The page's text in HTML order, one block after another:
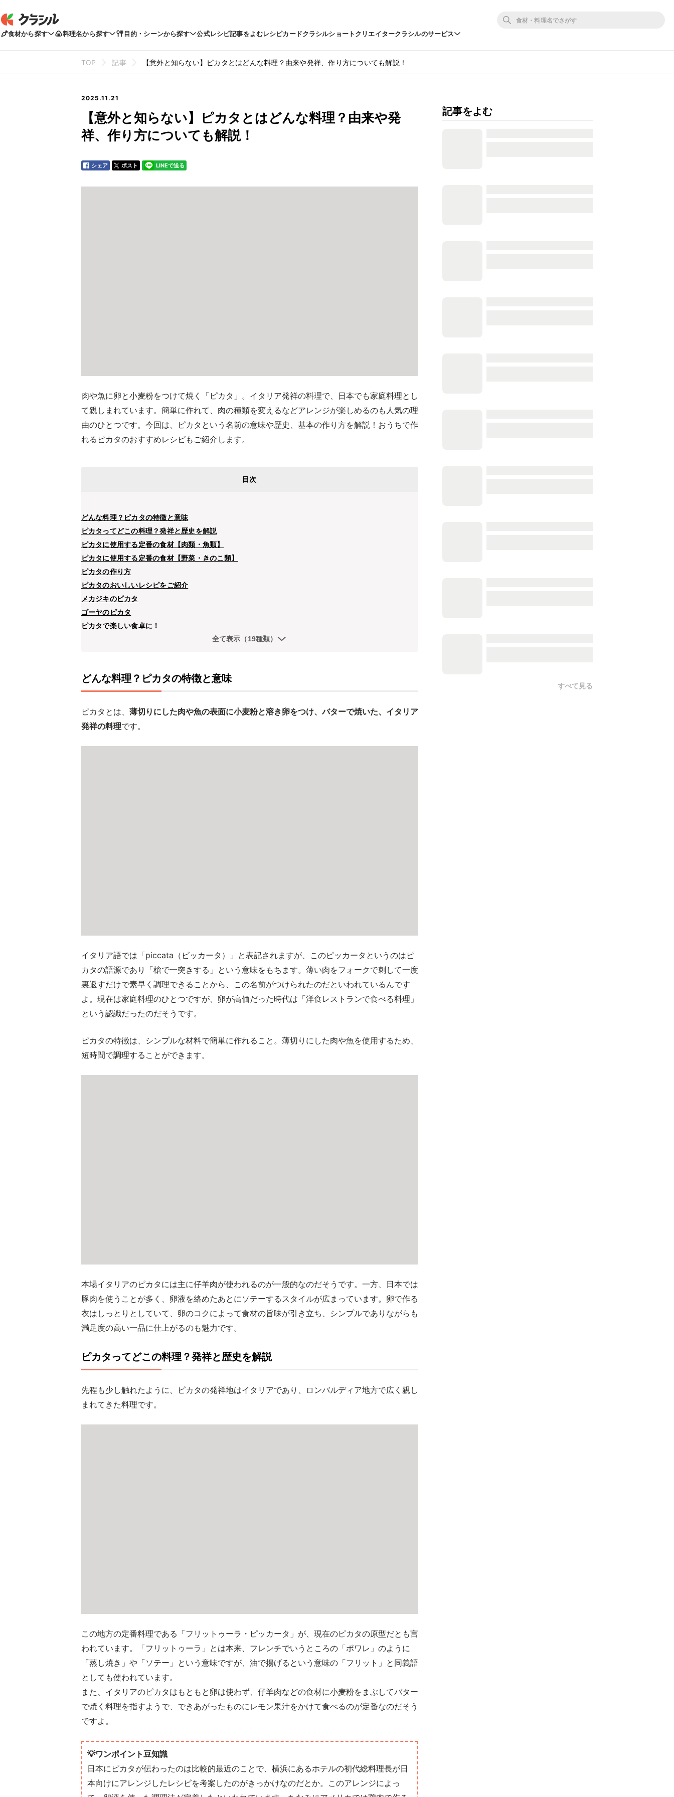
食材から探す 料理名から探す 目的・シーンから探す 公式レシピ記事をよむレシピカードクラシルショートクリエイタークラシルのサービス
TOP 記事 【意外と知らない】ピカタとはどんな料理？由来や発祥、作り方についても解説！
2025.11.21
【意外と知らない】ピカタとはどんな料理？由来や発
祥、作り方についても解説！
シェア ポスト LINEで送る
肉や魚に卵と小麦粉をつけて焼く「ピカタ」。イタリア発祥の料理で、日本でも家庭料理とし
て親しまれています。簡単に作れて、肉の種類を変えるなどアレンジが楽しめるのも人気の理
由のひとつです。今回は、ピカタという名前の意味や歴史、基本の作り方を解説！おうちで作
れるピカタのおすすめレシピもご紹介します。
目次
どんな料理？ピカタの特徴と意味
ピカタってどこの料理？発祥と歴史を解説
ピカタに使用する定番の食材【肉類・魚類】
ピカタに使用する定番の食材【野菜・きのこ類】
ピカタの作り方
ピカタのおいしいレシピをご紹介
メカジキのピカタ
ゴーヤのピカタ
ピカタで楽しい食卓に！
全て表示（19種類）
どんな料理？ピカタの特徴と意味
ピカタとは、 薄切りにした肉や魚の表面に小麦粉と溶き卵をつけ、バターで焼いた、イタリア
発祥の料理です。
イタリア語では「piccata（ピッカータ）」と表記されますが、このピッカータというのはピ
カタの語源であり「槍で一突きする」という意味をもちます。薄い肉をフォークで刺して一度
裏返すだけで素早く調理できることから、この名前がつけられたのだといわれているんです
よ。現在は家庭料理のひとつですが、卵が高価だった時代は「洋食レストランで食べる料理」
という認識だったのだそうです。
ピカタの特徴は、シンプルな材料で簡単に作れること。薄切りにした肉や魚を使用するため、
短時間で調理することができます。
本場イタリアのピカタには主に仔羊肉が使われるのが一般的なのだそうです。一方、日本では
豚肉を使うことが多く、卵液を絡めたあとにソテーするスタイルが広まっています。卵で作る
衣はしっとりとしていて、卵のコクによって食材の旨味が引き立ち、シンプルでありながらも
満足度の高い一品に仕上がるのも魅力です。
ピカタってどこの料理？発祥と歴史を解説
先程も少し触れたように、ピカタの発祥地はイタリアであり、ロンバルディア地方で広く親し
まれてきた料理です。
この地方の定番料理である「フリットゥーラ・ピッカータ」が、現在のピカタの原型だとも言
われています。「フリットゥーラ」とは本来、フレンチでいうところの「ポワレ」のように
「蒸し焼き」や「ソテー」という意味ですが、油で揚げるという意味の「フリット」と同義語
としても使われています。
また、イタリアのピカタはもともと卵は使わず、仔羊肉などの食材に小麦粉をまぶしてバター
で焼く料理を指すようで、できあがったものにレモン果汁をかけて食べるのが定番なのだそう
ですよ。
💡ワンポイント豆知識
日本にピカタが伝わったのは比較的最近のことで、横浜にあるホテルの初代総料理長が日
本向けにアレンジしたレシピを考案したのがきっかけなのだとか。このアレンジによっ
記事をよむ
すべて見る